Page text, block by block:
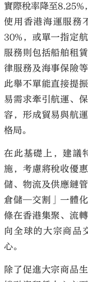
實際稅率降至
使用香港海運服務
30%，或單一指定
服務則包括船舶租
律服務及海事保險
此舉不單能直接提
易需求牽引航運、
容，形成貿易與航
格局。
在此基礎上，建議
施，考慮將稅收優
儲、物流及供應鏈
倉儲—交割」一體
條在香港集聚、流
向全球的大宗商品
心。
除了促進大宗商品